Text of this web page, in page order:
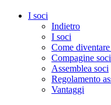
I soci
Indietro
I soci
Come
Compagine
Assemblea soci
Regolamento
Vantaggi